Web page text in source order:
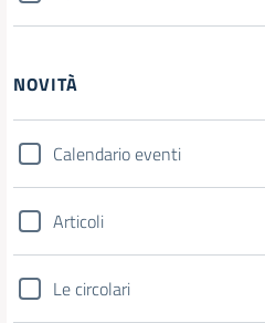
NOVITÀ
Calendario eventi
Articoli
Le circolari